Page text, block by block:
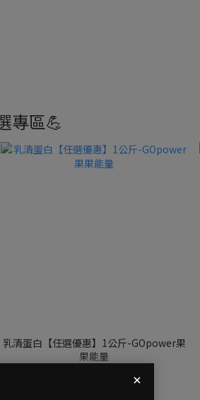
專區💪
乳清蛋白【任選優惠】1公斤-GOpower果
果能量
NT$1,289 ~ NT$1,600